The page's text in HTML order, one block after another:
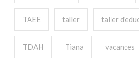
TAEE taller taller
TDAH Tiana vacances